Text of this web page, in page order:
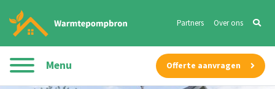
Partners Over ons
Menu Offerte aanvragen